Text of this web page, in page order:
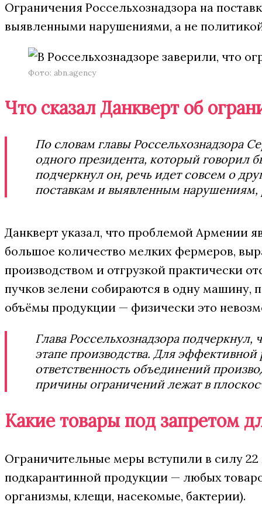
Ограничения Россельхознадзора на
выявленными нарушениями, а не
Фото: abn.agency
Что сказал Данкверт об
По словам главы Россельхознадзора
одного президента, который говорил
подчеркнул он, речь идет совсем о
поставкам и выявленным нарушениям,
Данкверт указал, что проблемой Армении
большое количество мелких фермеров,
производством и отгрузкой практически
пучков зелени собираются в одну
объёмы продукции — физически это
Глава Россельхознадзора
этапе производства. Для
ответственность объединений
причины ограничений лежат в
Какие товары под запретом
Ограничительные меры вступили в силу
подкарантинной продукции — любых
организмы, клещи, насекомые, бактерии).